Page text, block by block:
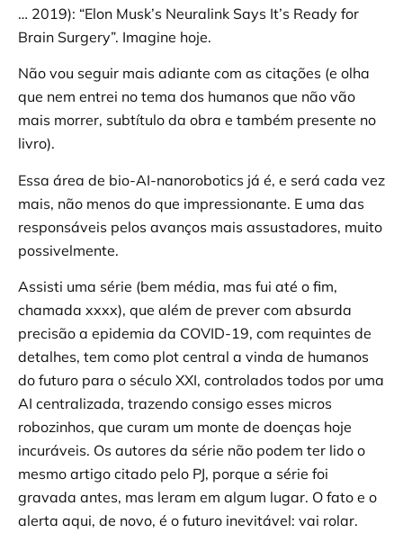
… 2019): “Elon Musk’s Neuralink Says It’s Ready for
Brain Surgery”. Imagine hoje.
Não vou seguir mais adiante com as citações (e olha
que nem entrei no tema dos humanos que não vão
mais morrer, subtítulo da obra e também presente no
livro).
Essa área de bio-AI-nanorobotics já é, e será cada vez
mais, não menos do que impressionante. E uma das
responsáveis pelos avanços mais assustadores, muito
possivelmente.
Assisti uma série (bem média, mas fui até o fim,
chamada xxxx), que além de prever com absurda
precisão a epidemia da COVID-19, com requintes de
detalhes, tem como plot central a vinda de humanos
do futuro para o século XXI, controlados todos por uma
AI centralizada, trazendo consigo esses micros
robozinhos, que curam um monte de doenças hoje
incuráveis. Os autores da série não podem ter lido o
mesmo artigo citado pelo PJ, porque a série foi
gravada antes, mas leram em algum lugar. O fato e o
alerta aqui, de novo, é o futuro inevitável: vai rolar.